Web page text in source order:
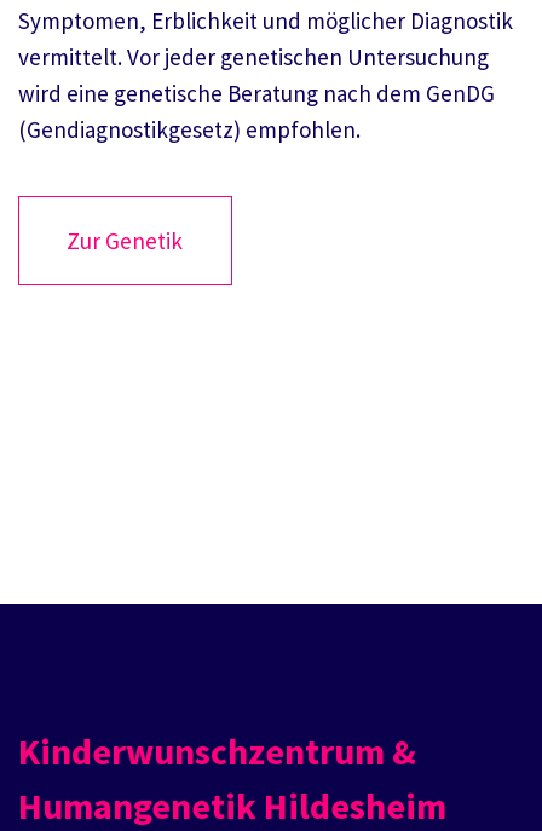
Symptomen, Erblichkeit und möglicher Diagnostik
vermittelt. Vor jeder genetischen Untersuchung
wird eine genetische Beratung nach dem GenDG
(Gendiagnostikgesetz) empfohlen.
Zur Genetik
Kinderwunschzentrum &
Humangenetik Hildesheim